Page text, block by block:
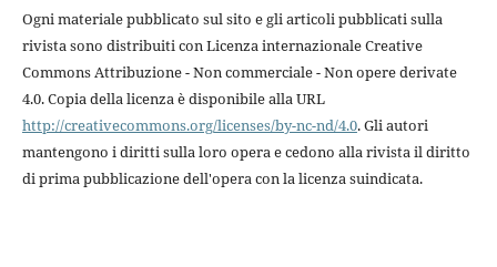
Ogni materiale pubblicato sul sito e gli articoli pubblicati sulla
rivista sono distribuiti con Licenza internazionale Creative
Commons Attribuzione - Non commerciale - Non opere derivate
4.0. Copia della licenza è disponibile alla URL
http://creativecommons.org/licenses/by-nc-nd/4.0. Gli autori
mantengono i diritti sulla loro opera e cedono alla rivista il diritto
di prima pubblicazione dell'opera con la licenza suindicata.